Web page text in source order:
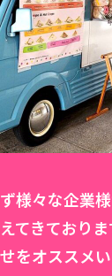
様々な企業
てきており
をオススメ